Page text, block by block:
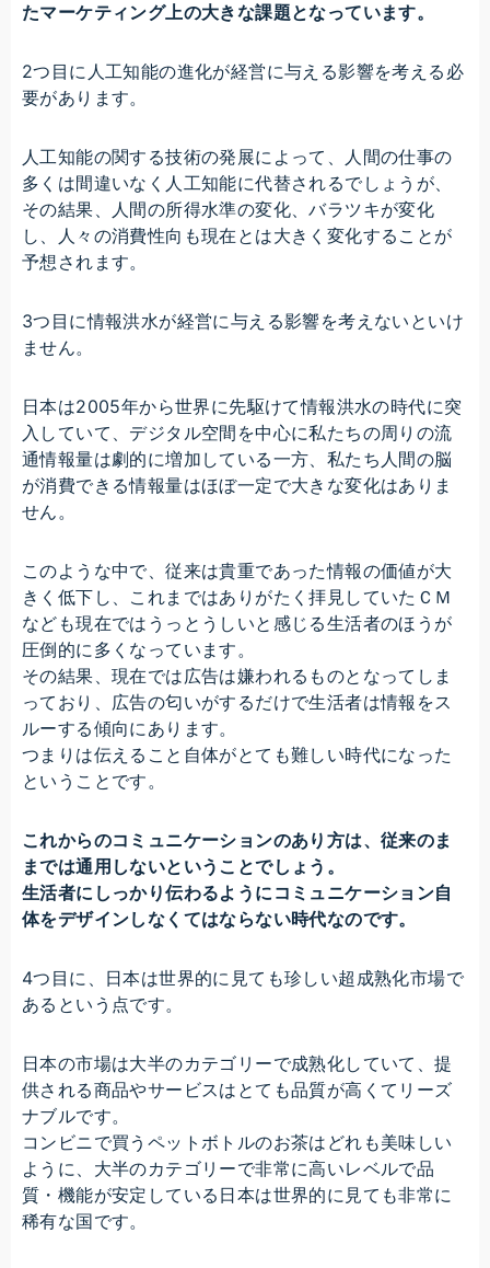
たマーケティング上の大きな課題となっています。
2つ目に人工知能の進化が経営に与える影響を考える必
要があります。
人工知能の関する技術の発展によって、人間の仕事の
多くは間違いなく人工知能に代替されるでしょうが、
その結果、人間の所得水準の変化、バラツキが変化
し、人々の消費性向も現在とは大きく変化することが
予想されます。
3つ目に情報洪水が経営に与える影響を考えないといけ
ません。
日本は2005年から世界に先駆けて情報洪水の時代に突
入していて、デジタル空間を中心に私たちの周りの流
通情報量は劇的に増加している一方、私たち人間の脳
が消費できる情報量はほぼ一定で大きな変化はありま
せん。
このような中で、従来は貴重であった情報の価値が大
きく低下し、これまではありがたく拝見していたＣＭ
なども現在ではうっとうしいと感じる生活者のほうが
圧倒的に多くなっています。
その結果、現在では広告は嫌われるものとなってしま
っており、広告の匂いがするだけで生活者は情報をス
ルーする傾向にあります。
つまりは伝えること自体がとても難しい時代になった
ということです。
これからのコミュニケーションのあり方は、従来のま
までは通用しないということでしょう。
生活者にしっかり伝わるようにコミュニケーション自
体をデザインしなくてはならない時代なのです。
4つ目に、日本は世界的に見ても珍しい超成熟化市場で
あるという点です。
日本の市場は大半のカテゴリーで成熟化していて、提
供される商品やサービスはとても品質が高くてリーズ
ナブルです。
コンビニで買うペットボトルのお茶はどれも美味しい
ように、大半のカテゴリーで非常に高いレベルで品
質・機能が安定している日本は世界的に見ても非常に
稀有な国です。